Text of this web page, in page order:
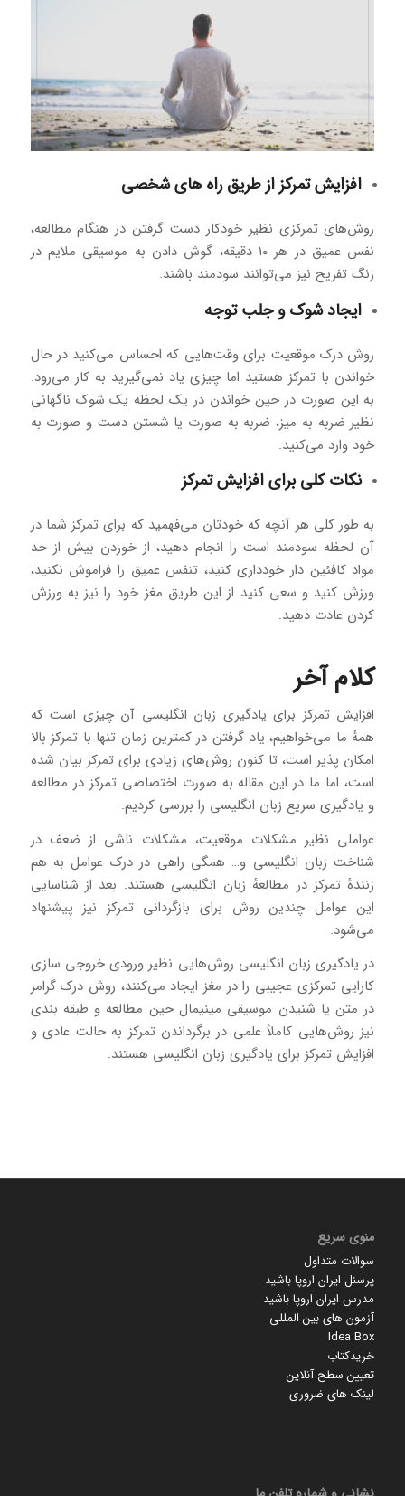
افزایش تمرکز از طریق راه های شخصی
روش‌های تمرکزی نظیر خودکار دست گرفتن در هنگام مطالعه،
نفس عمیق در هر ۱۰ دقیقه، گوش دادن به موسیقی ملایم در
زنگ تفریح نیز می‌توانند سودمند باشند.
ایجاد شوک و جلب توجه
روش درک موقعیت برای وقت‌هایی که احساس می‌کنید در حال
خواندن با تمرکز هستید اما چیزی یاد نمی‌گیرید به کار می‌رود.
به این صورت در حین خواندن در یک لحظه یک شوک ناگهانی
نظیر ضربه به میز، ضربه به صورت یا شستن دست و صورت به
خود وارد می‌کنید.
نکات کلی برای افزایش تمرکز
به طور کلی هر آنچه که خودتان می‌فهمید که برای تمرکز شما در
آن لحظه سودمند است را انجام دهید، از خوردن بیش از حد
مواد کافئین دار خودداری کنید، تنفس عمیق را فراموش نکنید،
ورزش کنید و سعی کنید از این طریق مغز خود را نیز به ورزش
کردن عادت دهید.
کلام آخر
افزایش تمرکز برای یادگیری زبان انگلیسی آن چیزی است که
همهٔ ما می‌خواهیم، یاد گرفتن در کمترین زمان تنها با تمرکز بالا
امکان پذیر است، تا کنون روش‌های زیادی برای تمرکز بیان شده
است، اما ما در این مقاله به صورت اختصاصی تمرکز در مطالعه
و یادگیری سریع زبان انگلیسی را بررسی کردیم.
عواملی نظیر مشکلات موقعیت، مشکلات ناشی از ضعف در
شناخت زبان انگلیسی و… همگی راهی در درک عوامل به هم
زنندهٔ تمرکز در مطالعهٔ زبان انگلیسی هستند. بعد از شناسایی
این عوامل چندین روش برای بازگردانی تمرکز نیز پیشنهاد
می‌شود.
در یادگیری زبان انگلیسی روش‌هایی نظیر ورودی خروجی سازی
کارایی تمرکزی عجیبی را در مغز ایجاد می‌کنند، روش درک گرامر
در متن یا شنیدن موسیقی مینیمال حین مطالعه و طبقه بندی
نیز روش‌هایی کاملاً علمی در برگرداندن تمرکز به حالت عادی و
افزایش تمرکز برای یادگیری زبان انگلیسی هستند.
منوی سریع
سوالات متداول
پرسنل ایران اروپا باشید
مدرس ایران اروپا باشید
آزمون های بین المللی
Idea Box
خریدکتاب
تعیین سطح آنلاین
لینک های ضروری